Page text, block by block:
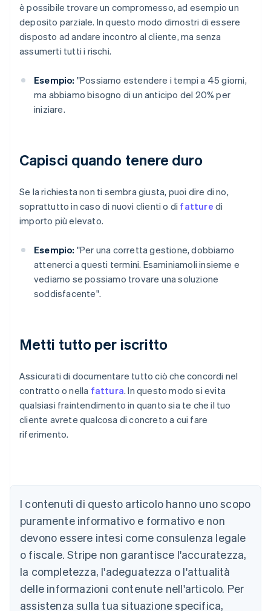
è possibile trovare un compromesso, ad esempio un
deposito parziale. In questo modo dimostri di essere
disposto ad andare incontro al cliente, ma senza
assumerti tutti i rischi.
Esempio: "Possiamo estendere i tempi a 45 giorni,
ma abbiamo bisogno di un anticipo del 20% per
iniziare.
Capisci quando tenere duro
Se la richiesta non ti sembra giusta, puoi dire di no,
soprattutto in caso di nuovi clienti o di fatture di
importo più elevato.
Esempio: "Per una corretta gestione, dobbiamo
attenerci a questi termini. Esaminiamoli insieme e
vediamo se possiamo trovare una soluzione
soddisfacente".
Metti tutto per iscritto
Assicurati di documentare tutto ciò che concordi nel
contratto o nella fattura. In questo modo si evita
qualsiasi fraintendimento in quanto sia te che il tuo
cliente avrete qualcosa di concreto a cui fare
riferimento.
I contenuti di questo articolo hanno uno scopo
puramente informativo e formativo e non
devono essere intesi come consulenza legale
o fiscale. Stripe non garantisce l'accuratezza,
la completezza, l'adeguatezza o l'attualità
delle informazioni contenute nell'articolo. Per
assistenza sulla tua situazione specifica,
NederlandsFrançaisDeutschEnglish
Brasile
Bulgaria
English
Canada
English Français
Cina continentale
简体中文English